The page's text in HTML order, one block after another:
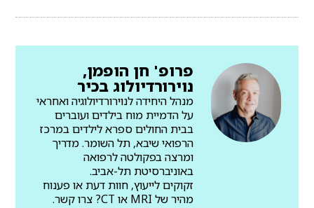
פרופ' חן הופמן,
נוירורדיולוג בכיר
מנהל היחידה לנוירורדיולוגיה ואחראי
על הדמיית מוח בילדים ועוברים
בבית החולים ספרא לילדים במרכז
הרפואי שיבא, תל השומר. מדריך
ומרצה בפקולטה לרפואה
באוניברסיטת תל-אביב.
זקוקים לייעוץ, חוות דעת או פענוח
מהיר של MRI או CT? צרו קשר.